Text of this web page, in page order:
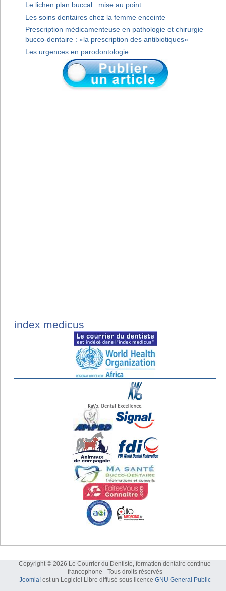
Le lichen plan buccal : mise au point
Les soins dentaires chez la femme enceinte
Prescription médicamenteuse en pathologie et chirurgie
bucco-dentaire : «la prescription des antibiotiques»
Les urgences en parodontologie
index medicus
Copyright © 2026 Le Courrier du Dentiste, formation dentaire continue
francophone - Tous droits réservés
Joomla!est un Logiciel Libre diffusé sous licence GNU General Public